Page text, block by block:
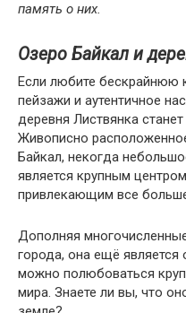
память о них.
Озеро Байкал и
Если любите бескрайнюю
пейзажи и аутентичное
деревня Листвянка
Живописно
Байкал, некогда
является крупным
привлекающим все
Дополняя
города, она ещё является
можно полюбоваться
мира. Знаете ли вы, что